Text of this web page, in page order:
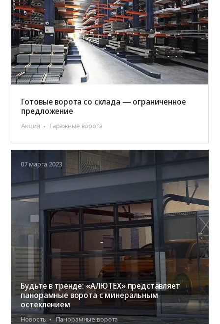
Готовые ворота со склада — ограниченное
предложение
Акция Гаражные ворота
Будьте в тренде: «АЛЮТЕХ» представляет
панорамные ворота с минеральным
остеклением
Новость Панорамные ворота
07 марта 2023